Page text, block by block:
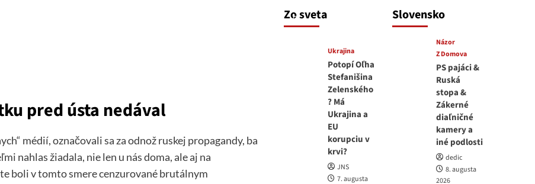
pred ústa nedával
médií, označovali sa za odnož ruskej propagandy, ba
nahlas žiadala, nie len u nás doma, ale aj na
boli v tomto smere cenzurované brutálnym
Zo sveta
medvedar
8. augusta 2026
Ukrajina
Potopí Oľha
Stefanišina
Zelenského
? Má
Ukrajina a
EU
korupciu v
krvi?
JNS
7. augusta
Slovensko
Názor
Z Domova
PS pajáci &
Ruská
stopa &
Zákerné
diaľničné
kamery a
iné podlosti
dedic
8. augusta
2026